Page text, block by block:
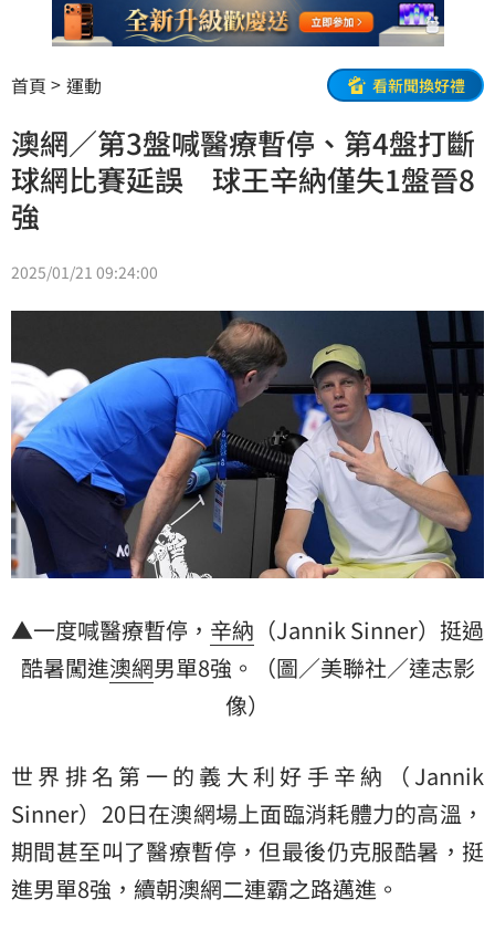
首頁 運動 看新聞換好禮
澳網／第3盤喊醫療暫停、第4盤打斷
球網比賽延誤 球王辛納僅失1盤晉8
強
2025/01/21 09:24:00
▲一度喊醫療暫停， 辛納 （Jannik Sinner）挺過
酷暑闖進澳網男單8強。（圖／美聯社／達志影
像）
世界排名第一的義大利好手辛納（Jannik
Sinner）20日在澳網場上面臨消耗體力的高溫，
期間甚至叫了醫療暫停，但最後仍克服酷暑，挺
進男單8強，續朝澳網二連霸之路邁進。